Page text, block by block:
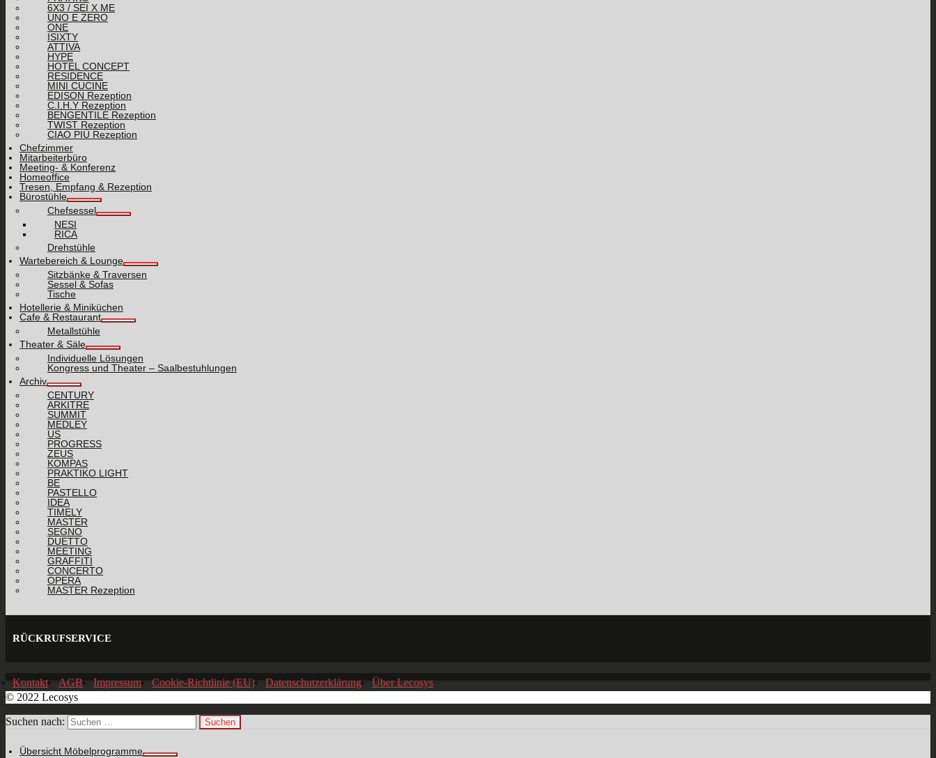
6X3 / SEI X ME
UNO E ZERO
ONE
ISIXTY
ATTIVA
HYPE
HOTEL CONCEPT
RESIDENCE
MINI CUCINE
EDISON Rezeption
C.I.H.Y Rezeption
BENGENTILE Rezeption
TWIST Rezeption
CIAO PIÙ Rezeption
Chefzimmer
Mitarbeiterbüro
Meeting- & Konferenz
Homeoffice
Tresen, Empfang & Rezeption
Bürostühle
Chefsessel
NESI
RICA
Drehstühle
Wartebereich & Lounge
Sitzbänke & Traversen
Sessel & Sofas
Tische
Hotellerie & Miniküchen
Cafe & Restaurant
Metallstühle
Theater & Säle
Individuelle Lösungen
Kongress und Theater – Saalbestuhlungen
Archiv
CENTURY
ARKITRE
SUMMIT
MEDLEY
US
PROGRESS
ZEUS
KOMPAS
PRAKTIKO LIGHT
BE
PASTELLO
IDEA
TIMELY
MASTER
SEGNO
DUETTO
MEETING
GRAFFITI
CONCERTO
OPERA
MASTER Rezeption
RÜCKRUFSERVICE
Kontakt AGB Impressum Cookie-Richtlinie (EU) Datenschutzerklärung
Über Lecosys
© 2022 Lecosys
Suchen nach:
Übersicht Möbelprogramme